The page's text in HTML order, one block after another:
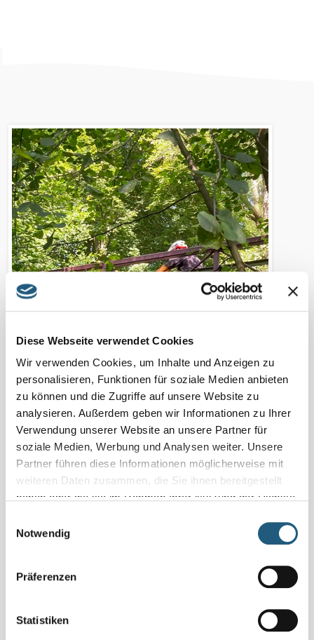
Diese Webseite verwendet Cookies
Wir verwenden Cookies, um Inhalte und Anzeigen zu
personalisieren, Funktionen für soziale Medien anbieten
zu können und die Zugriffe auf unsere Website zu
analysieren. Außerdem geben wir Informationen zu Ihrer
Verwendung unserer Website an unsere Partner für
soziale Medien, Werbung und Analysen weiter. Unsere
Partner führen diese Informationen möglicherweise mit
weiteren Daten zusammen, die Sie ihnen bereitgestellt
haben oder die sie im Rahmen Ihrer Nutzung der Dienste
Notwendig
Präferenzen
Statistiken
Meine E-Bike Tour - erlebnisreich,
naturnah, abwechslungsreich
"erfahren" oder benötigen noch etwas für die perfekte
Ausrüstung Ihres Bike-Erlebnisses? Dann melden Sie sich
Schließen Sie sich einfach einer bereits geplanten Tour an
über Tag, Uhrzeit und ob andere bei Ihrer Tour mitfahren
können.